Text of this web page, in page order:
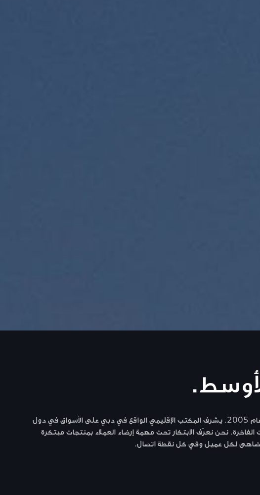
تم تأسيس شركة Audi فولكس واجن الشرق الأوسط (ذ.م.م) كشركة تابعة مملوكة بالكامل لشركة Audi إيه جي في عام 2005. يشرف المكتب الإقليمي الواقع في دبي على الأسواق في دول
الفاخرة. نحن نعرّف الابتكار تحت مهمة إرضاء العملاء بمنتجات مبتكرة